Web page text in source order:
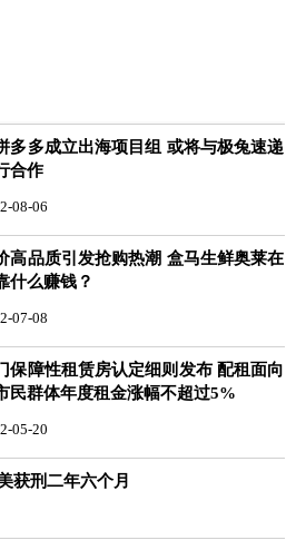
多多成立出海项目组 或将与极兔速递
合作
08-06
高品质引发抢购热潮 盒马生鲜奥莱在
什么赚钱？
07-08
保障性租赁房认定细则发布 配租面向
民群体年度租金涨幅不超过5%
05-20
获刑二年六个月